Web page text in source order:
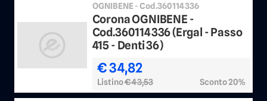
OGNIBENE - Cod.360114336
Corona OGNIBENE -
Cod.360114336 (Ergal - Passo
415 - Denti 36)
€ 34,82
Listino€ 43,53 Sconto 20%